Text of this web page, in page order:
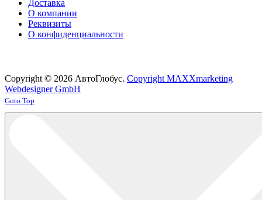
Доставка
О компании
Реквизиты
О конфиденциальности
Copyright © 2026 АвтоГлобус. Copyright MAXXmarketing
Webdesigner GmbH
Joomla! 3 Templates
Goto Top